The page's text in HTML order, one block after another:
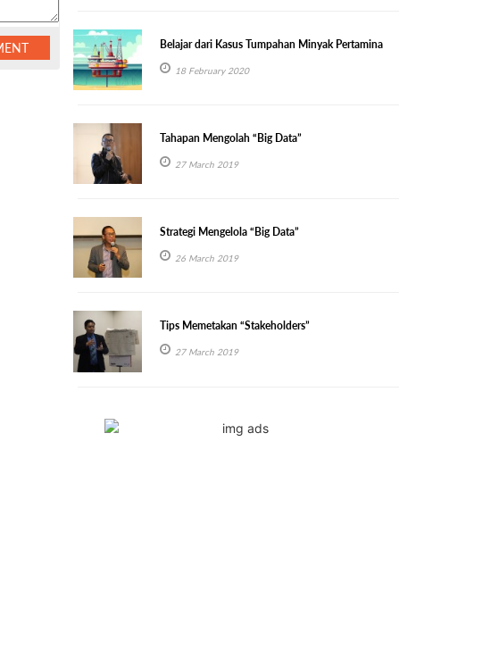
Belajar dari Kasus Tumpahan Minyak Pertamina
18 February 2020
Tahapan Mengolah “Big Data”
27 March 2019
Strategi Mengelola “Big Data”
26 March 2019
Tips Memetakan “Stakeholders”
27 March 2019